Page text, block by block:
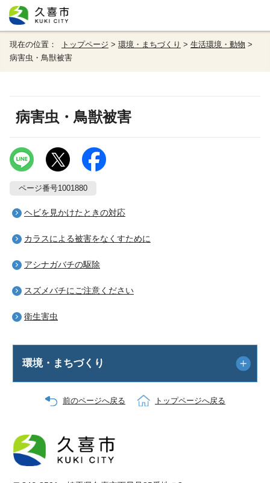
現在の位置： トップページ > 環境・まちづくり > 生活環境・動物 >
病害虫・鳥獣被害
病害虫・鳥獣被害
ページ番号1001880
ヘビを見かけたときの対応
カラスによる被害をなくすために
アシナガバチの駆除
スズメバチにご注意ください
衛生害虫
環境・まちづくり
前のページへ戻る トップページへ戻る